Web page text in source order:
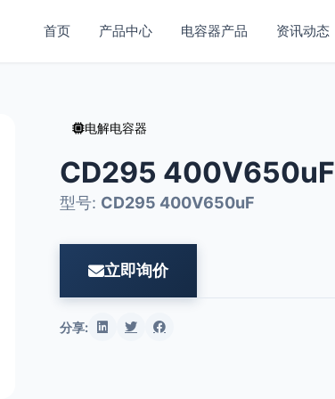
首页 产品中心 电容器产品 资讯动态
电解电容器
CD295 400V650uF
型号: CD295 400V650uF
立即询价
分享: